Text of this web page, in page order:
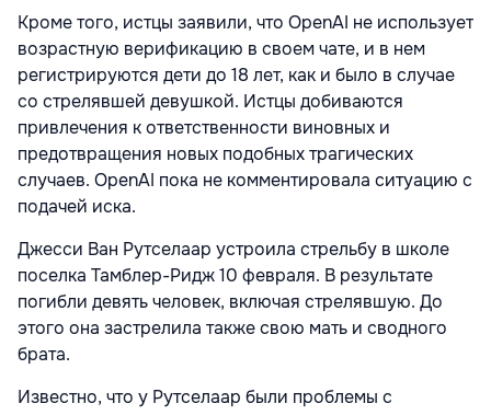
Кроме того, истцы заявили, что OpenAI не использует
возрастную верификацию в своем чате, и в нем
регистрируются дети до 18 лет, как и было в случае
со стрелявшей девушкой. Истцы добиваются
привлечения к ответственности виновных и
предотвращения новых подобных трагических
случаев. OpenAI пока не комментировала ситуацию с
подачей иска.
Джесси Ван Рутселаар устроила стрельбу в школе
поселка Тамблер-Ридж 10 февраля. В результате
погибли девять человек, включая стрелявшую. До
этого она застрелила также свою мать и сводного
брата.
Известно, что у Рутселаар были проблемы с